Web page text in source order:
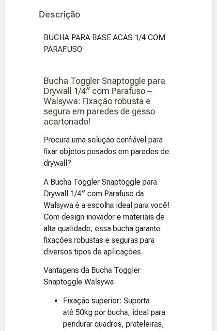
Descrição
BUCHA PARA BASE ACAS 1/4 COM
PARAFUSO
Bucha Toggler Snaptoggle para
Drywall 1/4″ com Parafuso –
Walsywa: Fixação robusta e
segura em paredes de gesso
acartonado!
Procura uma solução confiável para
fixar objetos pesados em paredes de
drywall?
A Bucha Toggler Snaptoggle para
Drywall 1/4″ com Parafuso da
Walsywa é a escolha ideal para você!
Com design inovador e materiais de
alta qualidade, essa bucha garante
fixações robustas e seguras para
diversos tipos de aplicações.
Vantagens da Bucha Toggler
Snaptoggle Walsywa:
Fixação superior: Suporta
até 50kg por bucha, ideal para
pendurar quadros, prateleiras,